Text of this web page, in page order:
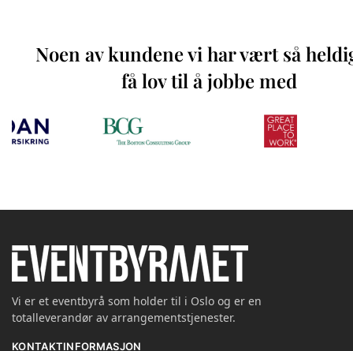
Noen av kundene vi har vært så
få lov til å jobbe med
Vi er et eventbyrå som holder til i Oslo og er en
totalleverandør av arrangementstjenester.
KONTAKTINFORMASJON